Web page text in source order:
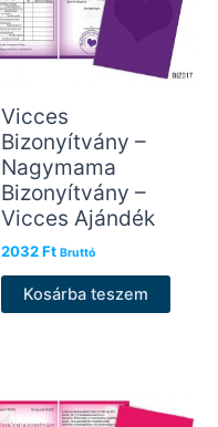
Vicces
Bizonyítvány –
Nagymama
Bizonyítvány –
Vicces Ajándék
2032Ft Bruttó
Kosárba teszem